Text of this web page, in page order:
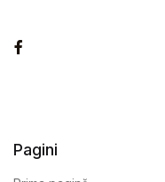
Pagini